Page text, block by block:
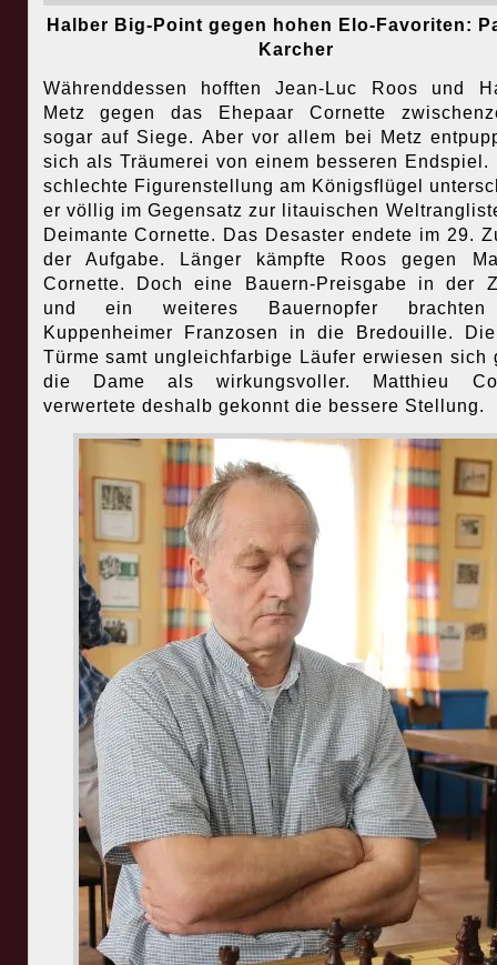
Halber Big-Point gegen hohen Elo-Favoriten:
Karcher
Währenddessen hofften Jean-Luc Roos und
Metz gegen das Ehepaar Cornette
sogar auf Siege. Aber vor allem bei Metz
sich als Träumerei von einem besseren Endspiel.
schlechte Figurenstellung am Königsflügel
er völlig im Gegensatz zur litauischen
Deimante Cornette. Das Desaster endete im 29.
der Aufgabe. Länger kämpfte Roos gegen
Cornette. Doch eine Bauern-Preisgabe in der
und ein weiteres Bauernopfer
Kuppenheimer Franzosen in die Bredouille.
Türme samt ungleichfarbige Läufer erwiesen sich
die Dame als wirkungsvoller. Matthieu
verwertete deshalb gekonnt die bessere Stellung.